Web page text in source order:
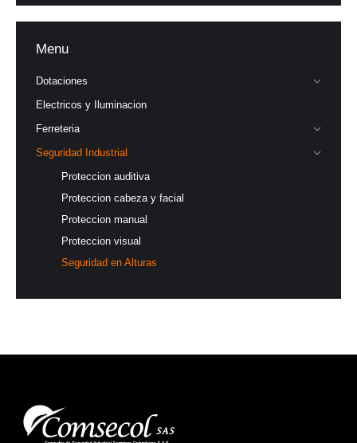
Menu
Dotaciones
Electricos y Iluminacion
Ferreteria
Seguridad Industrial
Proteccion auditiva
Proteccion cabeza y facial
Proteccion manual
Proteccion visual
Seguridad en Alturas